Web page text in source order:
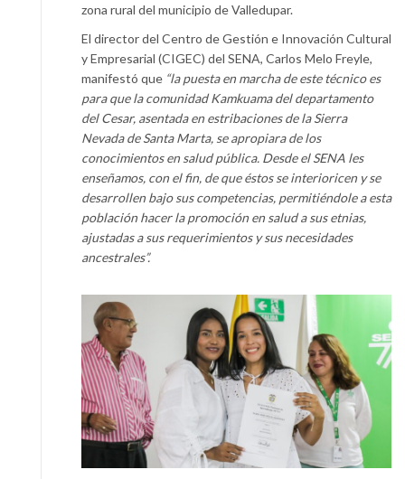
zona rural del municipio de Valledupar.
El director del Centro de Gestión e Innovación Cultural
y Empresarial (CIGEC) del SENA, Carlos Melo Freyle,
manifestó que “la puesta en marcha de este técnico es
para que la comunidad Kamkuama del departamento
del Cesar, asentada en estribaciones de la Sierra
Nevada de Santa Marta, se apropiara de los
conocimientos en salud pública. Desde el SENA les
enseñamos, con el fin, de que éstos se interioricen y se
desarrollen bajo sus competencias, permitiéndole a esta
población hacer la promoción en salud a sus etnias,
ajustadas a sus requerimientos y sus necesidades
ancestrales”.